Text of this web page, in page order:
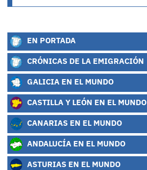
EN PORTADA
CRÓNICAS DE LA EMIGRACIÓN
GALICIA EN EL MUNDO
CASTILLA Y LEÓN EN EL MUNDO
CANARIAS EN EL MUNDO
ANDALUCÍA EN EL MUNDO
ASTURIAS EN EL MUNDO